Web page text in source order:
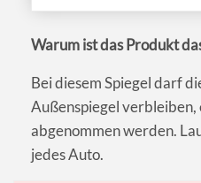
Warum ist das Produkt
Bei diesem Spiegel darf
Außenspiegel verbleiben,
abgenommen werden.
jedes Auto.